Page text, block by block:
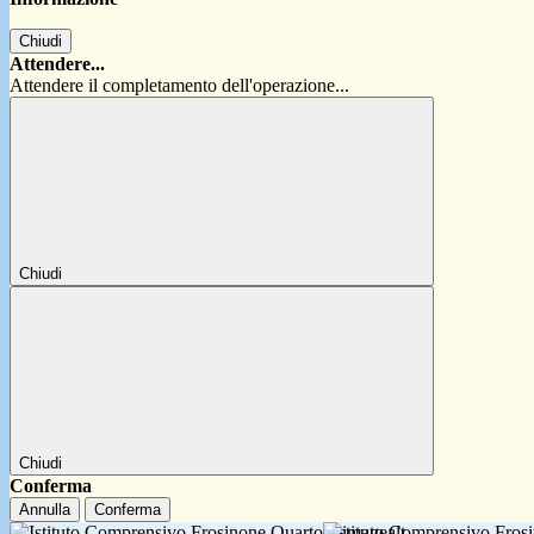
Chiudi
Attendere...
Attendere il completamento dell'operazione...
Chiudi
Chiudi
Conferma
Annulla Conferma